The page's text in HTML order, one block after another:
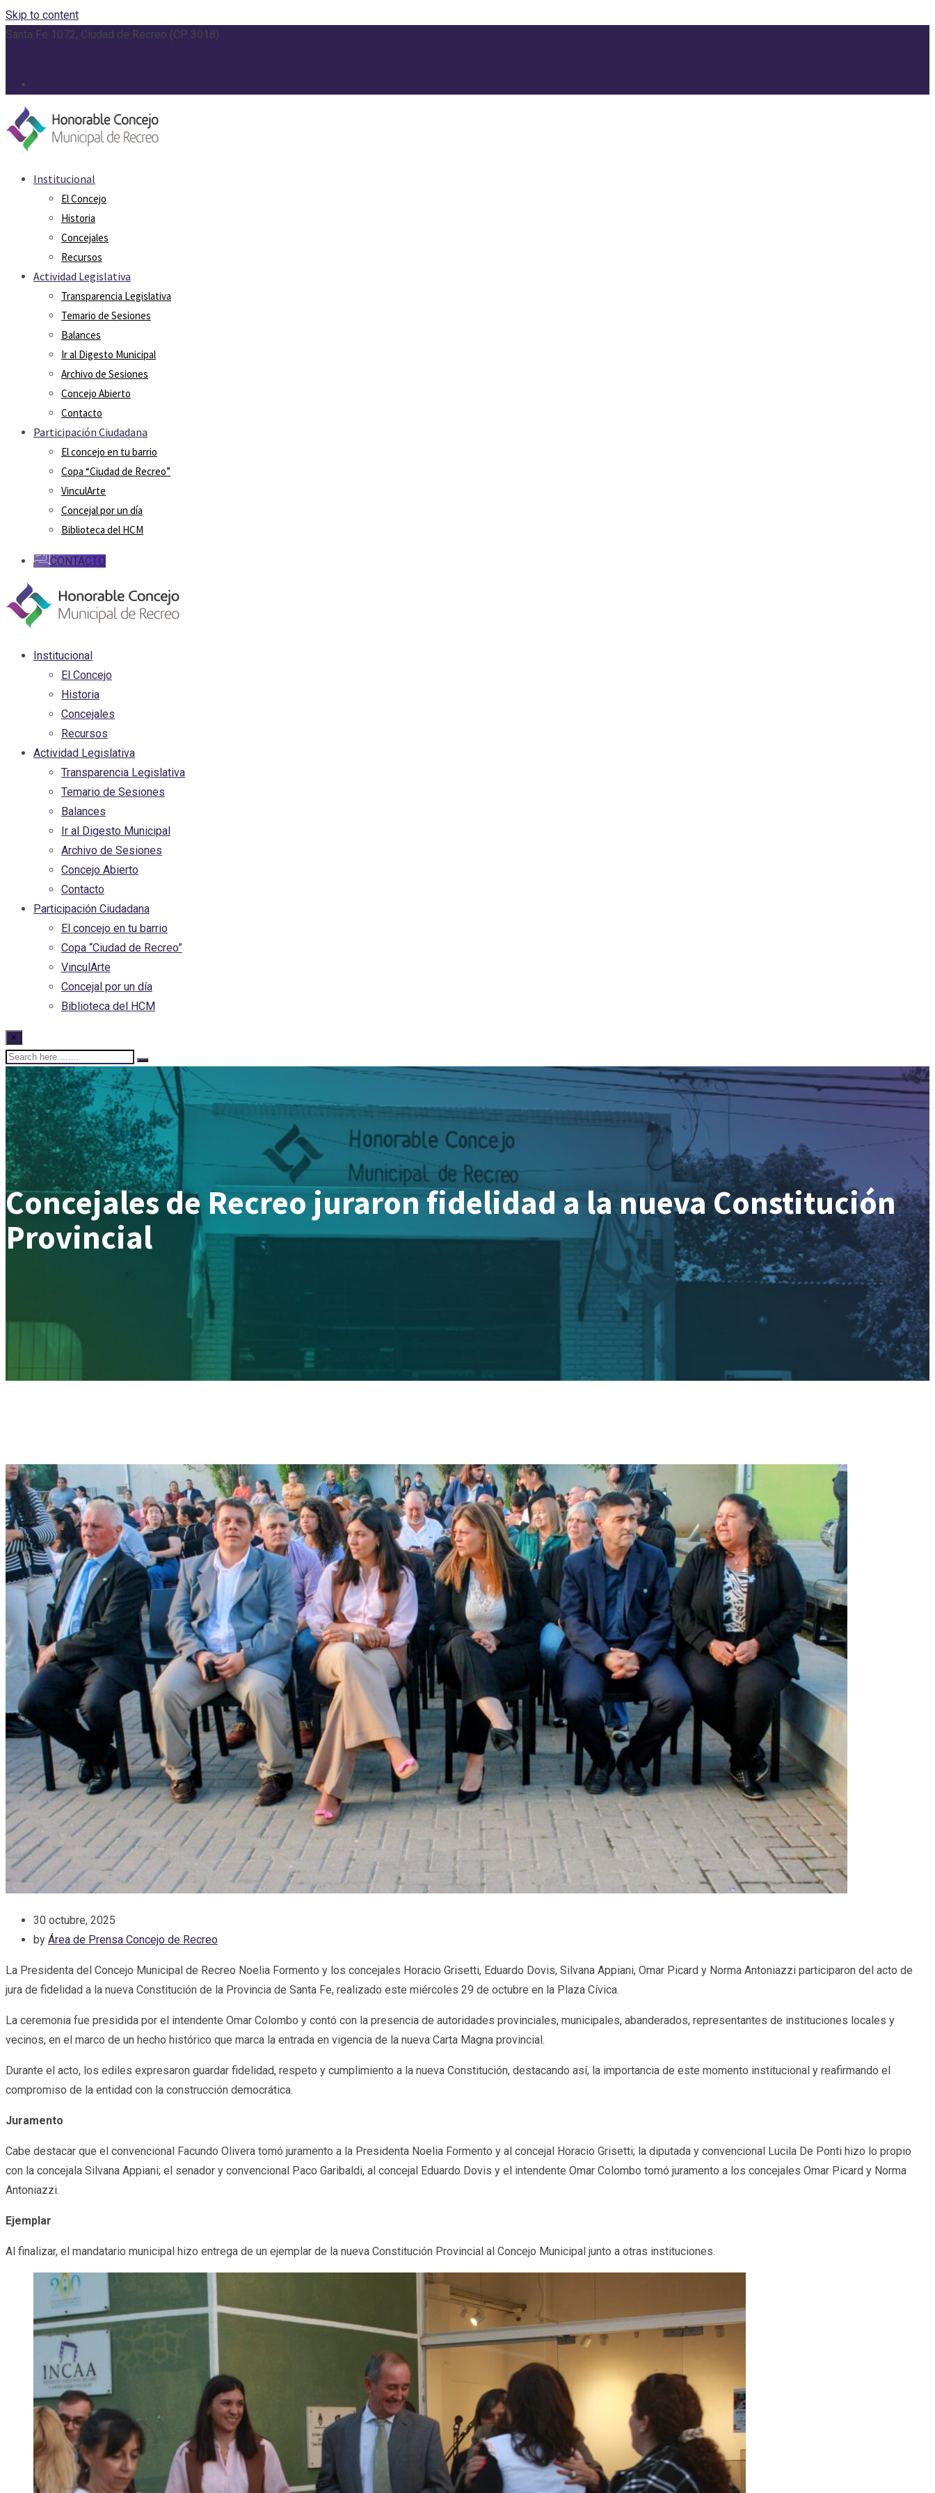
Skip to content
Santa Fe 1072, Ciudad de Recreo (CP 3018)
Institucional
El Concejo
Historia
Concejales
Recursos
Actividad Legislativa
Transparencia Legislativa
Temario de Sesiones
Balances
Ir al Digesto Municipal
Archivo de Sesiones
Concejo Abierto
Contacto
Participación Ciudadana
El concejo en tu barrio
Copa “Ciudad de Recreo”
VinculArte
Concejal por un día
Biblioteca del HCM
CONTACTO
Institucional
El Concejo
Historia
Concejales
Recursos
Actividad Legislativa
Transparencia Legislativa
Temario de Sesiones
Balances
Ir al Digesto Municipal
Archivo de Sesiones
Concejo Abierto
Contacto
Participación Ciudadana
El concejo en tu barrio
Copa “Ciudad de Recreo”
VinculArte
Concejal por un día
Biblioteca del HCM
×
Concejales de Recreo juraron fidelidad a la nueva Constitución
Provincial
30 octubre, 2025
by Área de Prensa Concejo de Recreo
La Presidenta del Concejo Municipal de Recreo Noelia Formento y los concejales Horacio Grisetti, Eduardo Dovis, Silvana Appiani, Omar Picard y Norma Antoniazzi participaron del acto de
jura de fidelidad a la nueva Constitución de la Provincia de Santa Fe, realizado este miércoles 29 de octubre en la Plaza Cívica.
La ceremonia fue presidida por el intendente Omar Colombo y contó con la presencia de autoridades provinciales, municipales, abanderados, representantes de instituciones locales y
vecinos, en el marco de un hecho histórico que marca la entrada en vigencia de la nueva Carta Magna provincial.
Durante el acto, los ediles expresaron guardar fidelidad, respeto y cumplimiento a la nueva Constitución, destacando así, la importancia de este momento institucional y reafirmando el
compromiso de la entidad con la construcción democrática.
Juramento
Cabe destacar que el convencional Facundo Olivera tomó juramento a la Presidenta Noelia Formento y al concejal Horacio Grisetti; la diputada y convencional Lucila De Ponti hizo lo propio
con la concejala Silvana Appiani; el senador y convencional Paco Garibaldi, al concejal Eduardo Dovis y el intendente Omar Colombo tomó juramento a los concejales Omar Picard y Norma
Antoniazzi.
Ejemplar
Al finalizar, el mandatario municipal hizo entrega de un ejemplar de la nueva Constitución Provincial al Concejo Municipal junto a otras instituciones.